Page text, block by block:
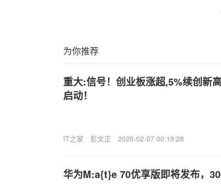
为你推荐
重大:信号！创业板涨超,5%续创新
启动！
IT之家 彭文正 2026-02-07 00:19:28
华为M:a{t}e 70优享版即将发布，